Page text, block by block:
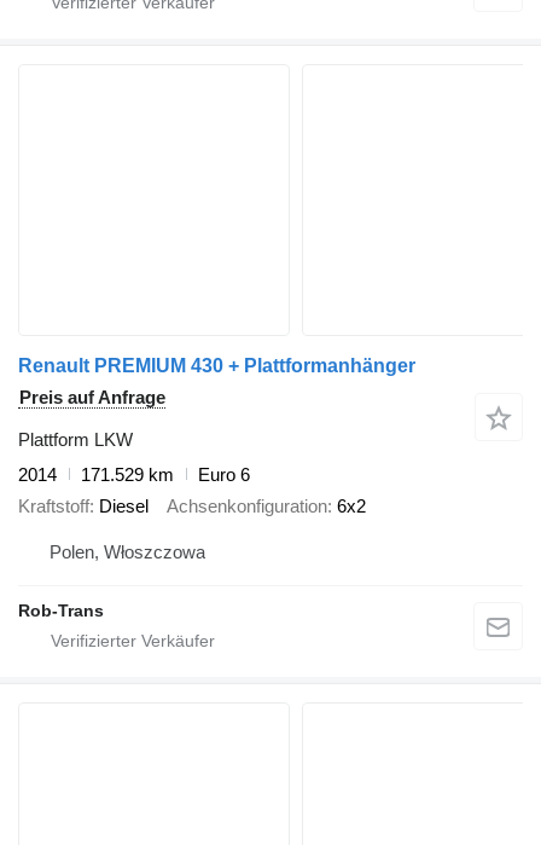
Renault PREMIUM 430 + Plattformanhänger
Preis auf Anfrage
Plattform LKW
2014
171.529 km
Euro 6
Kraftstoff Diesel Achsenkonfiguration 6x2
Polen, Włoszczowa
Rob-Trans